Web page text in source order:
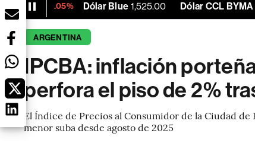
Dólar Blue 1,525.00 Dólar CCL BYMA 1,579.13
ARGENTINA
IPCBA: inflación
perfora el piso de 2%
El Índice de Precios al Consumidor de la Ciudad
menor suba desde agosto de 2025